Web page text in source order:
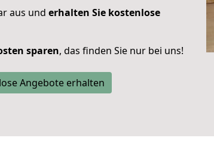
aus und erhalten Sie kostenlose
sparen, das finden Sie nur bei uns!
Angebote erhalten